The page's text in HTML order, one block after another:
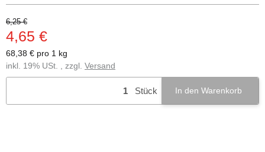
6,25 €
4,65 €
68,38 € pro 1 kg
inkl. 19% USt. , zzgl. Versand
Stück In den Warenkorb